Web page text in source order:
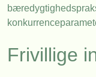
Frivillige